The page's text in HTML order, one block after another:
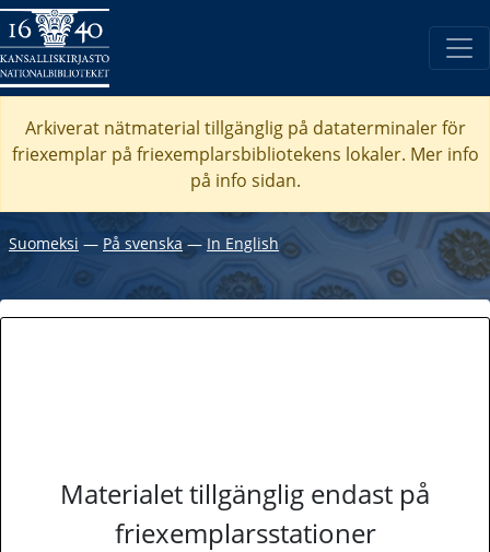
Arkiverat nätmaterial tillgänglig på dataterminaler för
friexemplar på friexemplarsbibliotekens lokaler. Mer info
på info sidan.
Suomeksi ― På svenska― In English
Materialet tillgänglig endast på
friexemplarsstationer